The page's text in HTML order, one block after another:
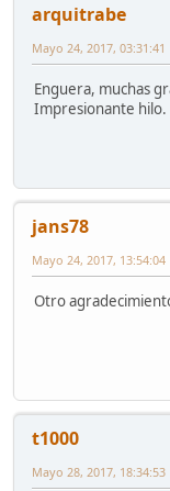
arquitrabe
Mayo 24, 2017, 03:31:41
Enguera, muchas
Impresionante hilo.
jans78
Mayo 24, 2017, 13:54:04
Otro
t1000
Mayo 28, 2017, 18:34:53